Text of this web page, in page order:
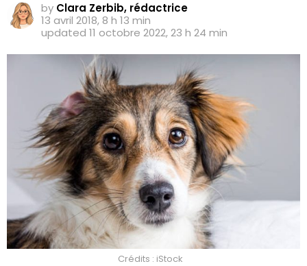
by Clara Zerbib, rédactrice
13 avril 2018, 8 h 13 min
updated 11 octobre 2022, 23 h 24 min
Crédits : iStock